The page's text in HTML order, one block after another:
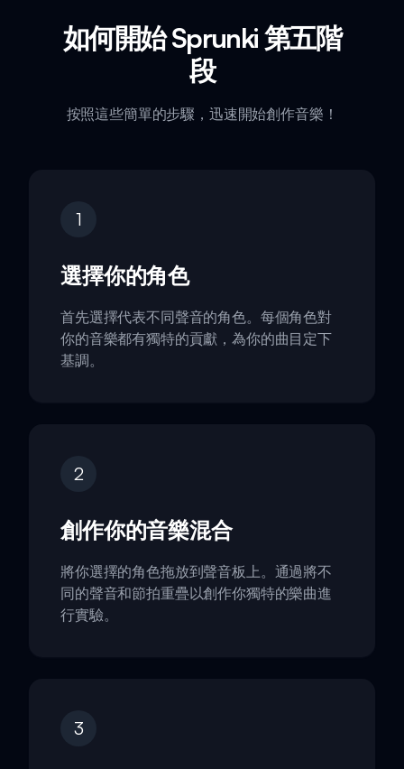
如何開始 Sprunki 第五階
段
按照這些簡單的步驟，迅速開始創作音樂！
1
選擇你的角色
首先選擇代表不同聲音的角色。每個角色對
你的音樂都有獨特的貢獻，為你的曲目定下
基調。
2
創作你的音樂混合
將你選擇的角色拖放到聲音板上。通過將不
同的聲音和節拍重疊以創作你獨特的樂曲進
行實驗。
3